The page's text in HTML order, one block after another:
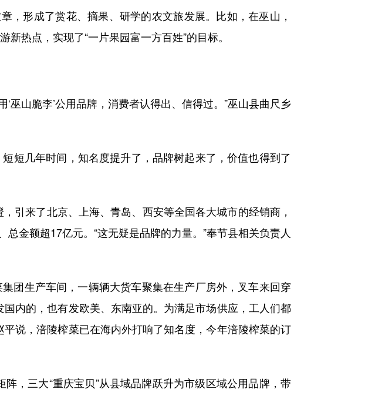
，形成了赏花、摘果、研学的农文旅发展。比如，在巫山，
热点，实现了“一片果园富一方百姓”的目标。
山脆李’公用品牌，消费者认得出、信得过。”巫山县曲尺乡
几年时间，知名度提升了，品牌树起来了，价值也得到了
来了北京、上海、青岛、西安等全国各大城市的经销商，
金额超17亿元。“这无疑是品牌的力量。”奉节县相关负责人
生产车间，一辆辆大货车聚集在生产厂房外，叉车来回穿
内的，也有发欧美、东南亚的。为满足市场供应，工人们都
说，涪陵榨菜已在海内外打响了知名度，今年涪陵榨菜的订
，三大“重庆宝贝”从县域品牌跃升为市级区域公用品牌，带